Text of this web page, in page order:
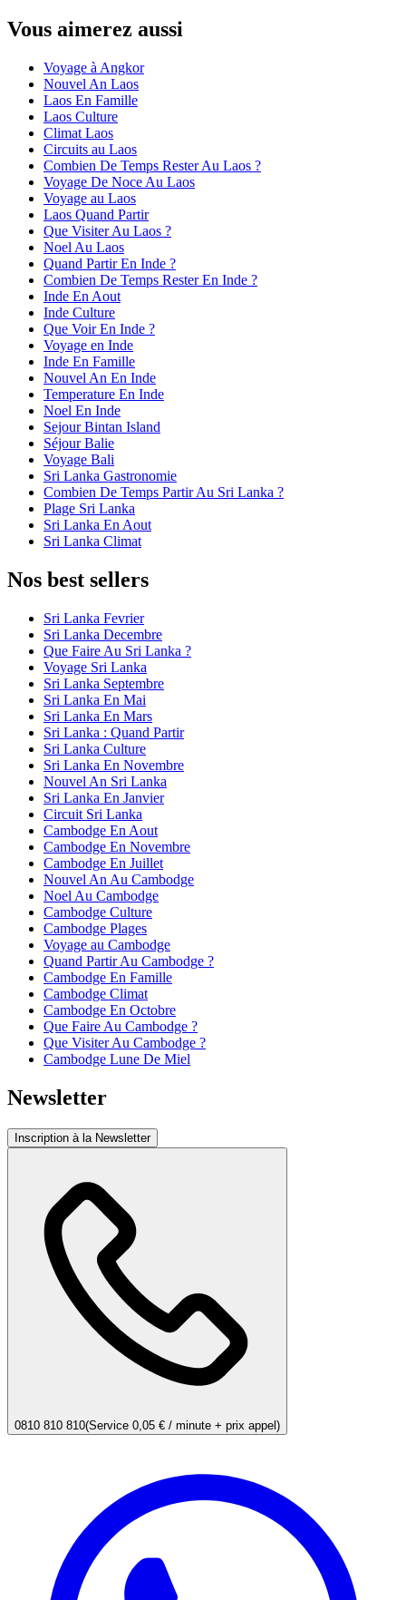
Vous aimerez aussi
Voyage à Angkor
Nouvel An Laos
Laos En Famille
Laos Culture
Climat Laos
Circuits au Laos
Combien De Temps Rester Au Laos ?
Voyage De Noce Au Laos
Voyage au Laos
Laos Quand Partir
Que Visiter Au Laos ?
Noel Au Laos
Quand Partir En Inde ?
Combien De Temps Rester En Inde ?
Inde En Aout
Inde Culture
Que Voir En Inde ?
Voyage en Inde
Inde En Famille
Nouvel An En Inde
Temperature En Inde
Noel En Inde
Sejour Bintan Island
Séjour Balie
Voyage Bali
Sri Lanka Gastronomie
Combien De Temps Partir Au Sri Lanka ?
Plage Sri Lanka
Sri Lanka En Aout
Sri Lanka Climat
Nos best sellers
Sri Lanka Fevrier
Sri Lanka Decembre
Que Faire Au Sri Lanka ?
Voyage Sri Lanka
Sri Lanka Septembre
Sri Lanka En Mai
Sri Lanka En Mars
Sri Lanka : Quand Partir
Sri Lanka Culture
Sri Lanka En Novembre
Nouvel An Sri Lanka
Sri Lanka En Janvier
Circuit Sri Lanka
Cambodge En Aout
Cambodge En Novembre
Cambodge En Juillet
Nouvel An Au Cambodge
Noel Au Cambodge
Cambodge Culture
Cambodge Plages
Voyage au Cambodge
Quand Partir Au Cambodge ?
Cambodge En Famille
Cambodge Climat
Cambodge En Octobre
Que Faire Au Cambodge ?
Que Visiter Au Cambodge ?
Cambodge Lune De Miel
Newsletter
Inscription à la Newsletter
0810 810 810(Service 0,05 € / minute + prix appel)